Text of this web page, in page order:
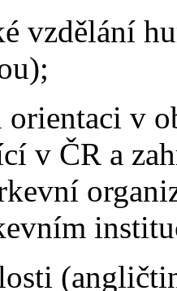
vzdělání
v
v ČR a